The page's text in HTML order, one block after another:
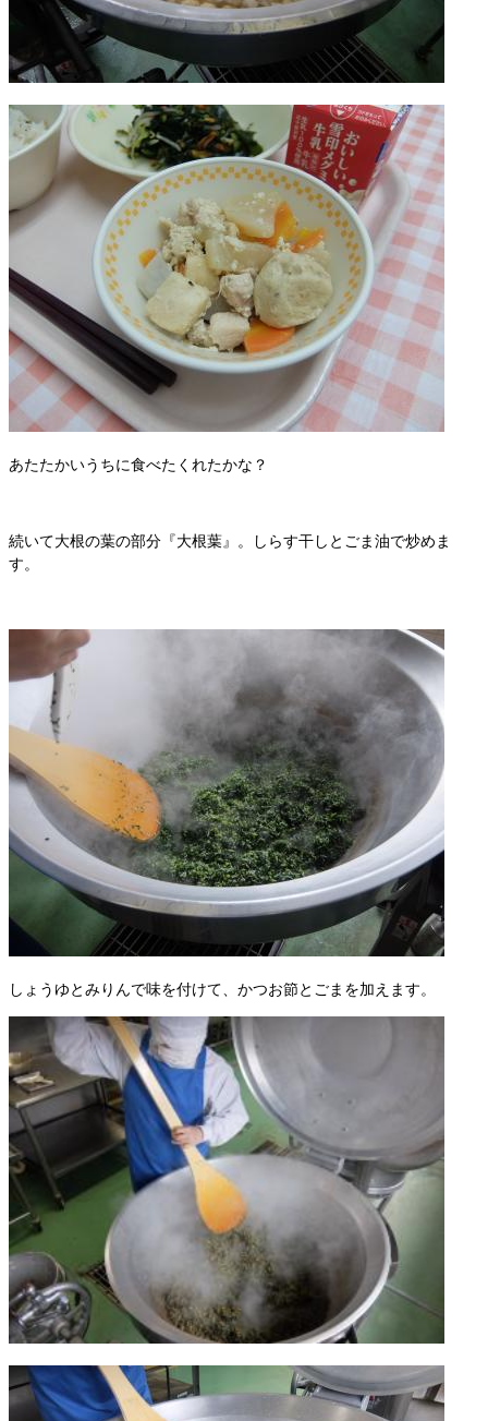
あたたかいうちに食べたくれたかな？
続いて大根の葉の部分『大根葉』。しらす干しとごま油で炒めま
す。
しょうゆとみりんで味を付けて、かつお節とごまを加えます。